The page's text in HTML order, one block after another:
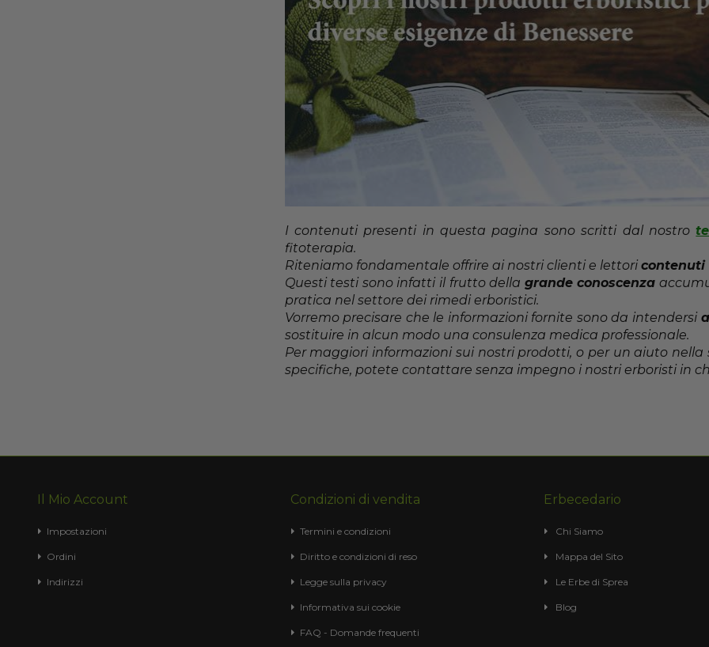
I contenuti presenti in questa pagina sono scritti dal nostro
fitoterapia.
Riteniamo fondamentale offrire ai nostri clienti e lettori
Questi testi sono infatti il frutto della grande conoscenza
pratica nel settore dei rimedi erboristici.
Vorremo precisare che le informazioni fornite sono da intendersi
sostituire in alcun modo una consulenza medica professionale.
Per maggiori informazioni sui nostri prodotti, o per un aiuto
specifiche, potete contattare senza impegno i nostri erboristi in
Il Mio Account
Impostazioni
Ordini
Indirizzi
Condizioni di vendita
Termini e condizioni
Diritto e condizioni di reso
Legge sulla privacy
Informativa sui cookie
FAQ - Domande frequenti
Erbecedario
Chi Siamo
Mappa del Sito
Le Erbe di Sprea
Blog